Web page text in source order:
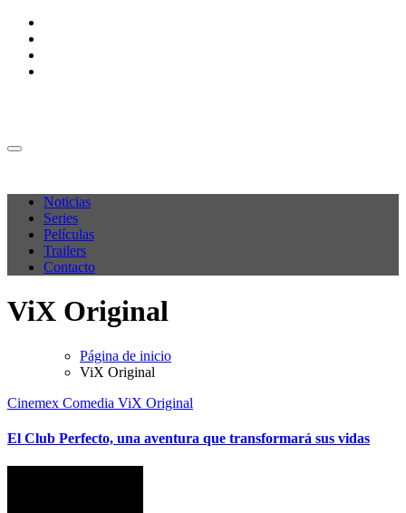
contenido
Noticias
Series
Películas
Trailers
Contacto
ViX Original
Página de inicio
ViX Original
Cinemex Comedia ViX Original
El Club Perfecto, una aventura que transformará sus vidas